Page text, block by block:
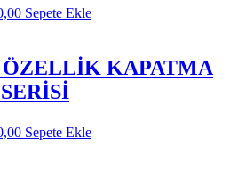
Şu
andaki
₺400,00.
Sepete Ekle
KAPATMA
Şu
andaki
Sepete Ekle